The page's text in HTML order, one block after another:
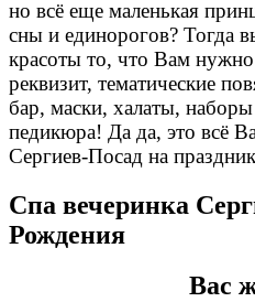
но всё еще маленькая
сны и единорогов? Тогда
красоты то, что Вам
реквизит, тематические
бар, маски, халаты,
педикюра! Да да, это всё
Сергиев-Посад на
Спа вечеринка
Рождения
Вас